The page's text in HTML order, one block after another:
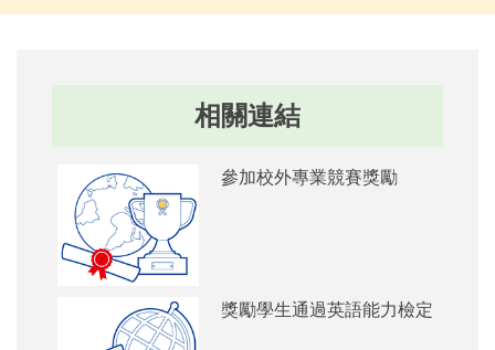
相關連結
參加校外專業競賽獎勵
獎勵學生通過英語能力檢定